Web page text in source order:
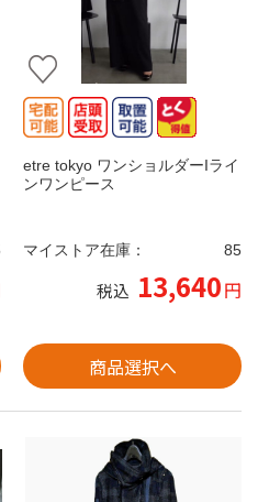
etre tokyo ワンショルダーIライ
ンワンピース
マイストア在庫： 85
税込 13,640円
商品選択へ